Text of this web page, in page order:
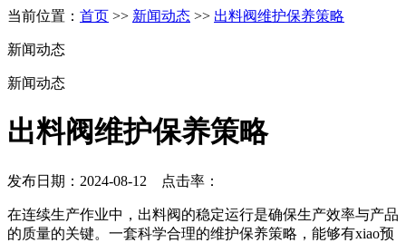
当前位置： 首页 >> 新闻动态 >> 出料阀维护保养策略
新闻动态
新闻动态
出料阀维护保养策略
发布日期：2024-08-12 点击率：
在连续生产作业中，出料阀的稳定运行是确保生产效率与产品
的质量的关键。一套科学合理的维护保养策略，能够有xiao预